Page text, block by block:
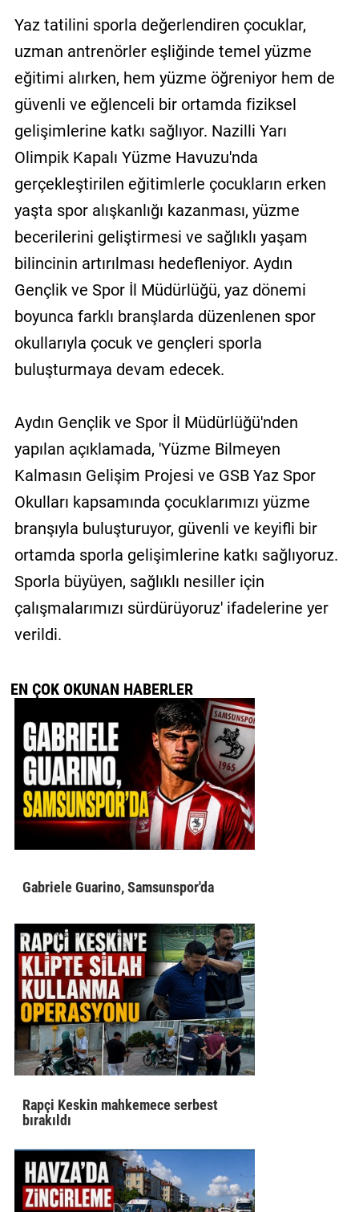
Yaz tatilini sporla değerlendiren çocuklar,
uzman antrenörler eşliğinde temel yüzme
eğitimi alırken, hem yüzme öğreniyor hem de
güvenli ve eğlenceli bir ortamda fiziksel
gelişimlerine katkı sağlıyor. Nazilli Yarı
Olimpik Kapalı Yüzme Havuzu'nda
gerçekleştirilen eğitimlerle çocukların erken
yaşta spor alışkanlığı kazanması, yüzme
becerilerini geliştirmesi ve sağlıklı yaşam
bilincinin artırılması hedefleniyor. Aydın
Gençlik ve Spor İl Müdürlüğü, yaz dönemi
boyunca farklı branşlarda düzenlenen spor
okullarıyla çocuk ve gençleri sporla
buluşturmaya devam edecek.
Aydın Gençlik ve Spor İl Müdürlüğü'nden
yapılan açıklamada, 'Yüzme Bilmeyen
Kalmasın Gelişim Projesi ve GSB Yaz Spor
Okulları kapsamında çocuklarımızı yüzme
branşıyla buluşturuyor, güvenli ve keyifli bir
ortamda sporla gelişimlerine katkı sağlıyoruz.
Sporla büyüyen, sağlıklı nesiller için
çalışmalarımızı sürdürüyoruz' ifadelerine yer
verildi.
EN ÇOK OKUNAN HABERLER
Gabriele Guarino, Samsunspor'da
Rapçi Keskin mahkemece serbest
bırakıldı